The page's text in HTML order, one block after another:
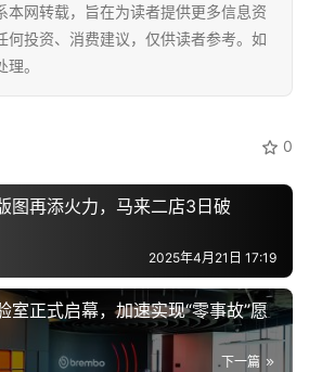
注册
本网转载，旨在为读者提供更多信息资
何投资、消费建议，仅供读者参考。如
。
0
图再添火力，马来二店3日破
2025年4月21日 17:19
室正式启幕，加速实现“零事故”愿
下一篇